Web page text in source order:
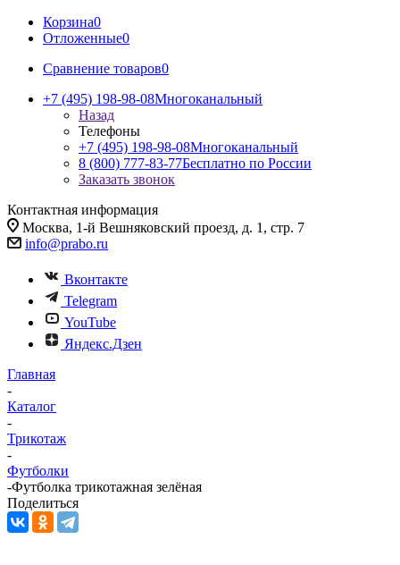
Корзина0
Отложенные0
Сравнение товаров0
+7 (495) 198-98-08Многоканальный
Назад
Телефоны
+7 (495) 198-98-08Многоканальный
8 (800) 777-83-77Бесплатно по России
Заказать звонок
Контактная информация
Москва, 1-й Вешняковский проезд, д. 1, стр. 7
info@prabo.ru
Вконтакте
Telegram
YouTube
Яндекс.Дзен
Главная
-
Каталог
-
Трикотаж
-
Футболки
-Футболка трикотажная зелёная
Поделиться